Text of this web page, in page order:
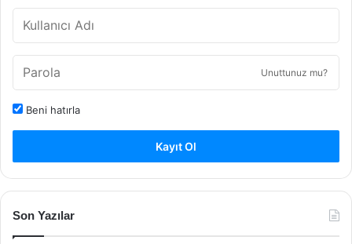
Unuttunuz mu?
Beni hatırla
Kayıt Ol
Son Yazılar